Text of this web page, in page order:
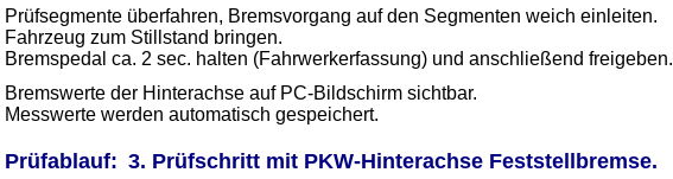
Prüfsegmente überfahren, Bremsvorgang auf den Segmenten weich einleiten.
Fahrzeug zum Stillstand bringen.
Bremspedal ca. 2 sec. halten (Fahrwerkerfassung) und anschließend freigeben.
Bremswerte der Hinterachse auf PC-Bildschirm sichtbar.
Messwerte werden automatisch gespeichert.
Prüfablauf: 3. Prüfschritt mit PKW-Hinterachse Feststellbremse.